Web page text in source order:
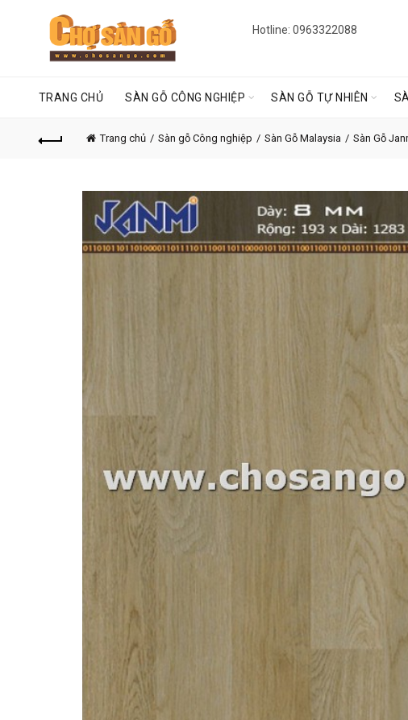
Hotline: 0963322088
TRANG CHỦ SÀN GỖ CÔNG NGHIỆP SÀN GỖ TỰ NHIÊN
Trang chủ Sàn gỗ Công nghiệp Sàn Gỗ Malaysia Sàn Gỗ